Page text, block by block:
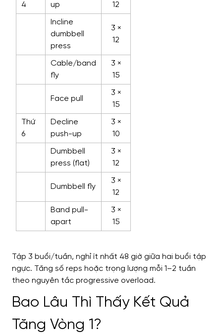
4
up
12
Incline
dumbbell
press
3 ×
12
Cable/band
fly
3 ×
15
Face pull
3 ×
15
Thứ
6
Decline
push-up
3 ×
10
Dumbbell
press (flat)
3 ×
12
Dumbbell fly
3 ×
12
Band pull-
apart
3 ×
15
Tập 3 buổi/tuần, nghỉ ít nhất 48 giờ giữa hai buổi tập
ngực. Tăng số reps hoặc trọng lượng mỗi 1–2 tuần
theo nguyên tắc progressive overload.
Bao Lâu Thì Thấy Kết Quả
Tăng Vòng 1?